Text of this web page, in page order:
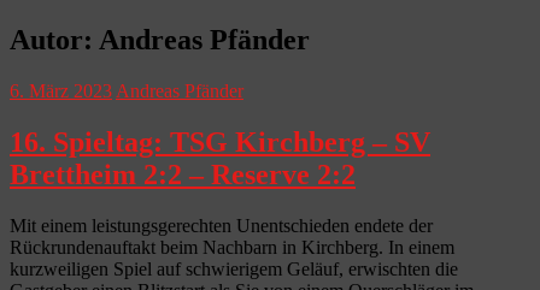
Autor: Andreas Pfänder
6. März 2023 Andreas Pfänder
16. Spieltag: TSG Kirchberg – SV
Brettheim 2:2 – Reserve 2:2
Mit einem leistungsgerechten Unentschieden endete der
Rückrundenauftakt beim Nachbarn in Kirchberg. In einem
kurzweiligen Spiel auf schwierigem Geläuf, erwischten die